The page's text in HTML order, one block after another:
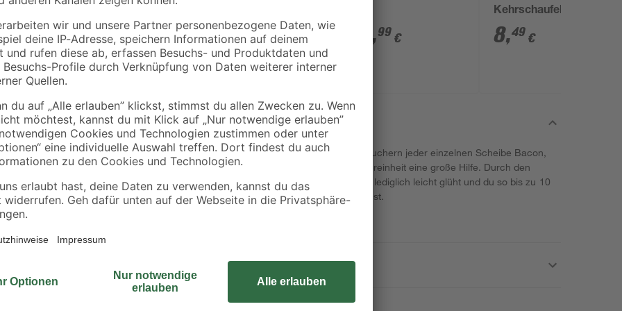
2,69€ 57,99 € ,99 €
Kehrschaufel
8,49 €
Entdecke die Kunst des Kalträucherns. Beim Räuchern jeder einzelnen Scheibe Bacon,
jedes Filets und jedes Lachses ist die Kalträuchereinheit eine große Hilfe. Durch den
Aufbau ist sichergestellt, dass das Räuchermehl lediglich leicht glüht und du so bis zu 10
Stunden bei niedriger Temperatur räuchern kannst.